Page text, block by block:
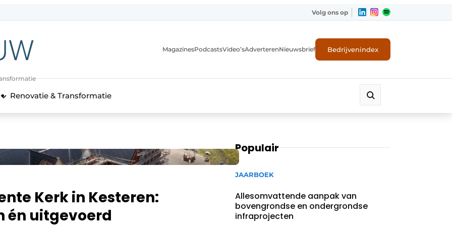
Volg ons op
MagazinesPodcastsVideo’sAdverterenNieuwsbrief Bedrijvenindex
Renovatie & Transformatie
Kerk in Kesteren:
én uitgevoerd
Populair
JAARBOEK
Allesomvattende aanpak van
bovengrondse en ondergrondse
infraprojecten